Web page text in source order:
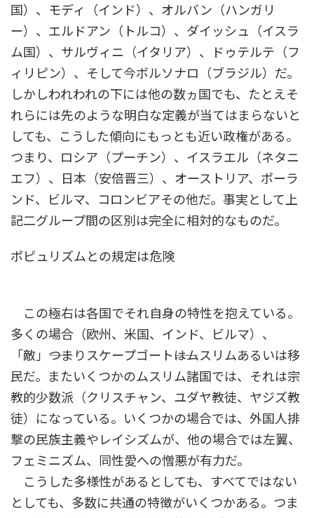
国）、モディ（インド）、オルバン（ハンガリ
ー）、エルドアン（トルコ）、ダイッシュ（イスラ
ム国）、サルヴィニ（イタリア）、ドゥテルテ（フ
ィリピン）、そして今ボルソナロ（ブラジル）だ。
しかしわれわれの下には他の数ヵ国でも、たとえそ
れらには先のような明白な定義が当てはまらないと
しても、こうした傾向にもっとも近い政権がある。
つまり、ロシア（プーチン）、イスラエル（ネタニ
エフ）、日本（安倍晋三）、オーストリア、ポーラ
ンド、ビルマ、コロンビアその他だ。事実として上
記二グループ間の区別は完全に相対的なものだ。
ポピュリズムとの規定は危険
この極右は各国でそれ自身の特性を抱えている。
多くの場合（欧州、米国、インド、ビルマ）、
「敵」――つまりスケープゴート――はムスリムあるいは移
民だ。またいくつかのムスリム諸国では、それは宗
教的少数派（クリスチャン、ユダヤ教徒、ヤジズ教
徒）になっている。いくつかの場合では、外国人排
撃の民族主義やレイシズムが、他の場合では左翼、
フェミニズム、同性愛への憎悪が有力だ。
こうした多様性があるとしても、すべてではない
としても、多数に共通の特徴がいくつかある。つま